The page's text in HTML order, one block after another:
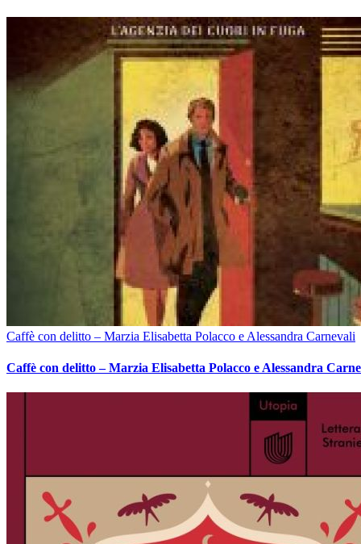
Caffè con delitto – Marzia Elisabetta Polacco e Alessandra Carnevali
Caffè con delitto – Marzia Elisabetta Polacco e Alessandra